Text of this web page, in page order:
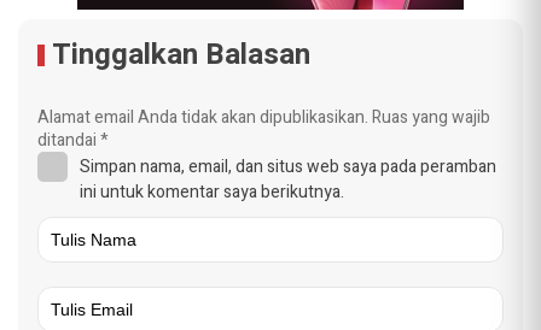
Tinggalkan Balasan
Alamat email Anda tidak akan dipublikasikan.Ruas yang wajib
ditandai*
Simpan nama, email, dan situs web saya pada peramban
ini untuk komentar saya berikutnya.